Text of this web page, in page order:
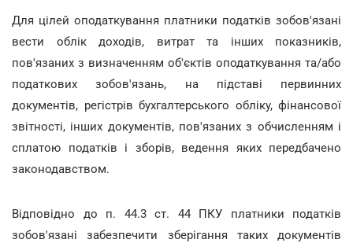
Для цілей оподаткування платники податків зобов'язані
вести облік доходів, витрат та інших показників,
пов'язаних з визначенням об'єктів оподаткування та/або
податкових зобов'язань, на підставі первинних
документів, регістрів бухгалтерського обліку, фінансової
звітності, інших документів, пов'язаних з обчисленням і
сплатою податків і зборів, ведення яких передбачено
законодавством.
Відповідно до п. 44.3 ст. 44 ПКУ платники податків
зобов'язані забезпечити зберігання таких документів